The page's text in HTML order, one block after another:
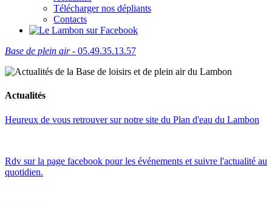
Télécharger nos dépliants
Contacts
Base de plein air- 05.49.35.13.57
Actualités
Heureux de vous retrouver sur notre site du Plan d'eau du Lambon
Rdv sur la page facebook pour les événements et suivre l'actualité au
quotidien.